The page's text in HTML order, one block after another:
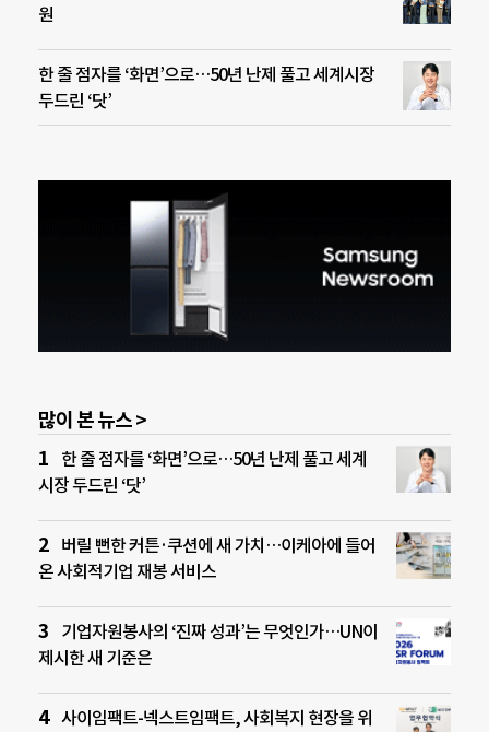
원
한 줄 점자를 ‘화면’으로…50년 난제 풀고 세계시장
두드린 ‘닷’
많이 본 뉴스 >
한 줄 점자를 ‘화면’으로…50년 난제 풀고 세계
시장 두드린 ‘닷’
버릴 뻔한 커튼·쿠션에 새 가치…이케아에 들어
온 사회적기업 재봉 서비스
기업자원봉사의 ‘진짜 성과’는 무엇인가…UN이
제시한 새 기준은
사이임팩트-넥스트임팩트, 사회복지 현장을 위